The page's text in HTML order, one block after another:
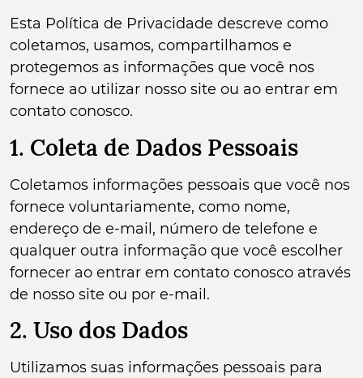
Esta Política de Privacidade descreve como
coletamos, usamos, compartilhamos e
protegemos as informações que você nos
fornece ao utilizar nosso site ou ao entrar em
contato conosco.
1. Coleta de Dados Pessoais
Coletamos informações pessoais que você nos
fornece voluntariamente, como nome,
endereço de e-mail, número de telefone e
qualquer outra informação que você escolher
fornecer ao entrar em contato conosco através
de nosso site ou por e-mail.
2. Uso dos Dados
Utilizamos suas informações pessoais para